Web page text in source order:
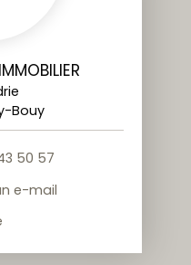
Bouy
50 57
e-mail